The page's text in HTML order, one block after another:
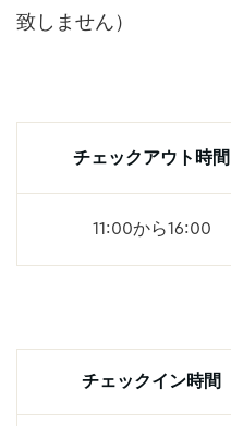
致しません）
チェックアウト時間
11:00から16:00
チェックイン時間